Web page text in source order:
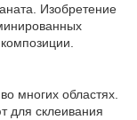
Изобретение
многих областях.
для склеивания